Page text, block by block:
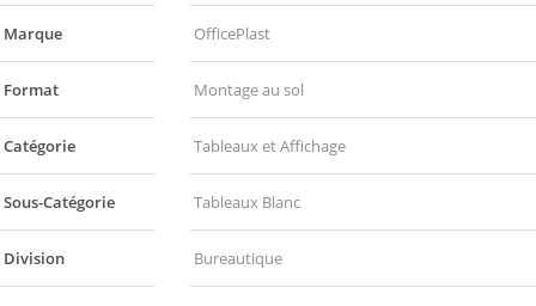
Marque OfficePlast
Format Montage au sol
Catégorie Tableaux et Affichage
Sous-Catégorie Tableaux Blanc
Division Bureautique